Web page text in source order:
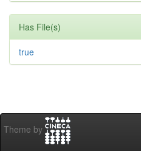
Has File(s)
true
Theme by